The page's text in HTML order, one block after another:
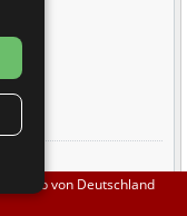
von Deutschland